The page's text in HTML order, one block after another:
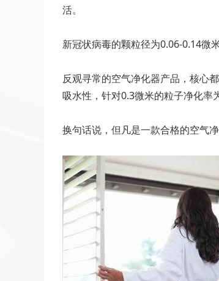
活。
新冠状病毒的颗粒径为0.06-0.14微
反观寻常的空气净化器产品，核心
吸水性，针对0.3微米的粒子净化率
换句话说，但凡是一款合格的空气